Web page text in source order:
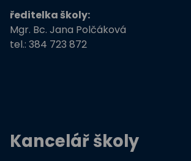
Stromy, skřeti, dřeváci
EU peníze školám
Němčina nekouše
ředitelka školy:
Mgr. Bc. Jana Polčáková
tel.: 384 723 872
Kancelář školy